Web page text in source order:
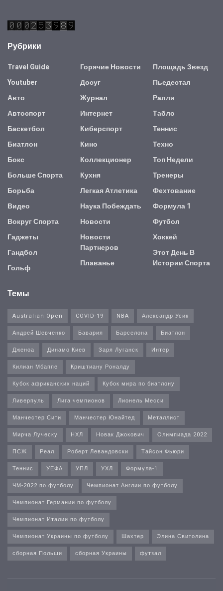
Рубрики
Travel Guide
Youtuber
Авто
Автоспорт
Баскетбол
Биатлон
Бокс
Больше Спорта
Борьба
Видео
Вокруг Спорта
Гаджеты
Гандбол
Гольф
Горячие Новости
Досуг
Журнал
Интернет
Киберспорт
Кино
Коллекционер
Кухня
Легкая Атлетика
Наука Побеждать
Новости
Новости
Партнеров
Плаванье
Площадь Звезд
Пьедестал
Ралли
Табло
Теннис
Техно
Топ Недели
Тренеры
Фехтование
Формула 1
Футбол
Хоккей
Этот День В
Истории Спорта
Темы
Australian Open COVID-19 NBA
Александр Усик
Андрей Шевченко
Бавария Барселона
Биатлон
Дженоа
Динамо Киев Заря Луганск
Интер
Килиан Мбаппе
Криштиану Роналду
Кубок африканских наций
Кубок мира по биатлону
Ливерпуль
Лига чемпионов
Лионель Месси
Манчестер Сити
Манчестер Юнайтед
Металлист
Мирча Луческу
НХЛ Новак Джокович
Олимпиада 2022
ПСЖ
Реал Роберт Левандовски
Тайсон Фьюри
Теннис
УЕФА УПЛ УХЛ
Формула-1
ЧМ-2022 по футболу
Чемпионат Англии по футболу
Чемпионат Германии по футболу
Чемпионат Италии по футболу
Чемпионат Украины по футболу
Шахтер
Элина Свитолина
сборная Польши
сборная Украины футзал